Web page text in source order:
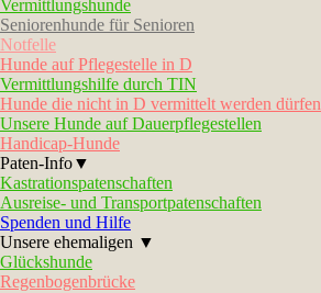
Vermittlungshunde
Seniorenhunde für Senioren
Notfelle
Hunde auf Pflegestelle in D
Vermittlungshilfe durch TIN
Hunde die nicht in D vermittelt werden dürfen
Unsere Hunde auf Dauerpflegestellen
Handicap-Hunde
Paten-Info▼
Kastrationspatenschaften
Ausreise- und Transportpatenschaften
Spenden und Hilfe
Unsere ehemaligen ▼
Glückshunde
Regenbogenbrücke